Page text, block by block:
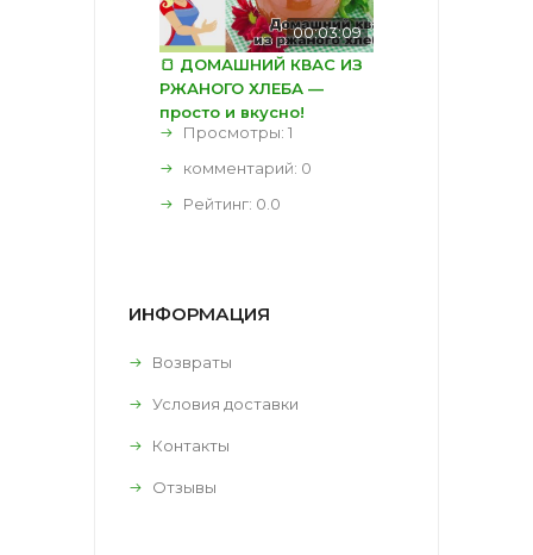
00:03:09
🍞 ДОМАШНИЙ КВАС ИЗ
РЖАНОГО ХЛЕБА —
просто и вкусно!
Просмотры: 1
комментарий: 0
Рейтинг: 0.0
ИНФОРМАЦИЯ
Возвраты
Условия доставки
Контакты
Отзывы